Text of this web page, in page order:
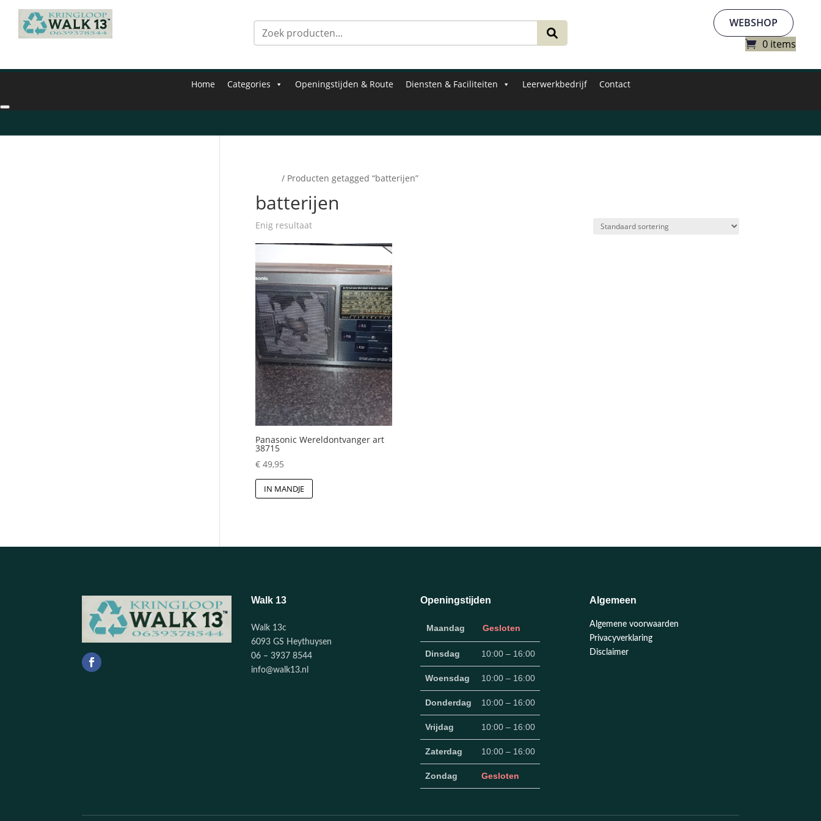
WEBSHOP
0 items
Home Categories Openingstijden & Route Diensten & Faciliteiten Leerwerkbedrijf Contact
/ Producten getagged “batterijen”
batterijen
Enig resultaat
Panasonic Wereldontvanger art
38715
€49,95
IN MANDJE
Walk 13
Walk 13c
6093 GS Heythuysen
06 – 3937 8544
info@walk13.nl
Openingstijden
Maandag Gesloten
Dinsdag 10:00 – 16:00
Woensdag 10:00 – 16:00
Donderdag 10:00 – 16:00
Vrijdag 10:00 – 16:00
Zaterdag 10:00 – 16:00
Zondag Gesloten
Algemeen
Algemene voorwaarden
Privacyverklaring
Disclaimer